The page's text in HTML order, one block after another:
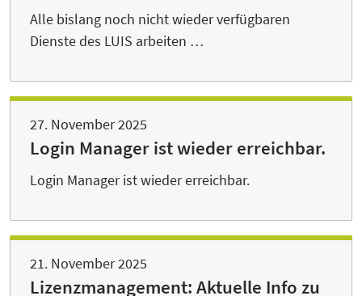
Alle bislang noch nicht wieder verfügbaren
Dienste des LUIS arbeiten …
27. November 2025
Login Manager ist wieder erreichbar.
Login Manager ist wieder erreichbar.
21. November 2025
Lizenzmanagement: Aktuelle Info zu